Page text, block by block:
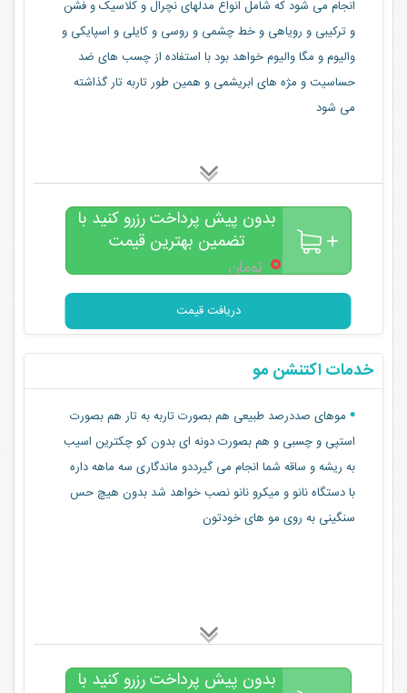
انجام می شود که شامل انواع مدلهای نچرال و کلاسیک و فشن
و ترکیبی و رویاهی و خط چشمی و روسی و کایلی و اسپایکی و
والیوم و مگا والیوم خواهد بود با استفاده از چسب های ضد
حساسیت و مژه های ابریشمی و همین طور تاربه تار گذاشته
می شود
بدون پیش پرداخت رزرو کنید با
تضمین بهترین قیمت
۰تومان
دریافت قیمت
خدمات اکتنشن مو
موهای صددرصد طبیعی هم بصورت تاربه به تار هم بصورت
استپی و چسبی و هم بصورت دونه ای بدون کو چکترین اسیب
به ریشه و ساقه شما انجام می گیرددو ماندگاری سه ماهه داره
با دستگاه نانو و میکرو نانو نصب خواهد شد بدون هیچ حس
سنگینی به روی مو های خودتون
بدون پیش پرداخت رزرو کنید با